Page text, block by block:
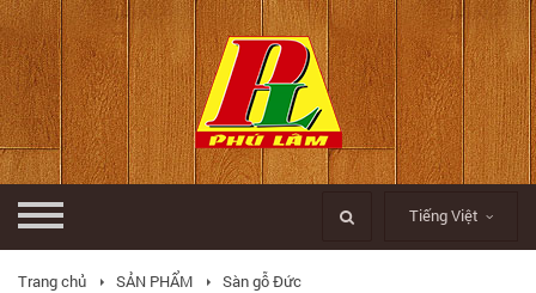
Tiếng Việt
Trang chủ SẢN PHẨM Sàn gỗ Đức